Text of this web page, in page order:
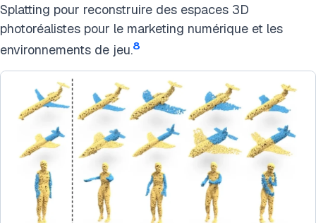
Splatting pour reconstruire des espaces 3D
photoréalistes pour le marketing numérique et les
environnements de jeu.8